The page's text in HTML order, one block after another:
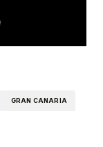
GRAN CANARIA